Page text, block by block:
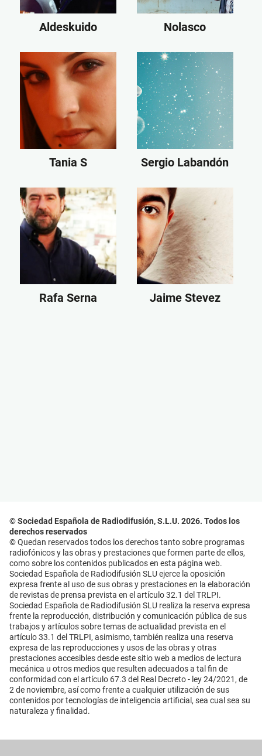
Aldeskuido Nolasco
Tania S Sergio Labandón
Rafa Serna Jaime Stevez
© Sociedad Española de Radiodifusión, S.L.U. 2026. Todos los
derechos reservados
© Quedan reservados todos los derechos tanto sobre programas
radiofónicos y las obras y prestaciones que formen parte de ellos,
como sobre los contenidos publicados en esta página web.
Sociedad Española de Radiodifusión SLU ejerce la oposición
expresa frente al uso de sus obras y prestaciones en la elaboración
de revistas de prensa prevista en el artículo 32.1 del TRLPI.
Sociedad Española de Radiodifusión SLU realiza la reserva expresa
frente la reproducción, distribución y comunicación pública de sus
trabajos y artículos sobre temas de actualidad prevista en el
artículo 33.1 del TRLPI, asimismo, también realiza una reserva
expresa de las reproducciones y usos de las obras y otras
prestaciones accesibles desde este sitio web a medios de lectura
mecánica u otros medios que resulten adecuados a tal fin de
conformidad con el artículo 67.3 del Real Decreto - ley 24/2021, de
2 de noviembre, así como frente a cualquier utilización de sus
contenidos por tecnologías de inteligencia artificial, sea cual sea su
naturaleza y finalidad.